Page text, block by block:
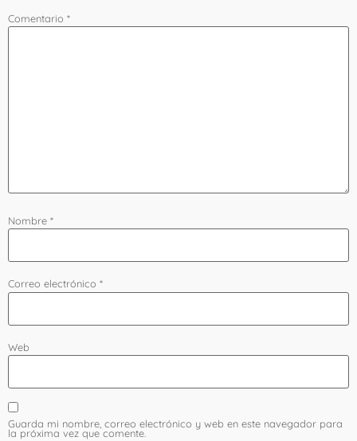
Comentario *
Nombre *
Correo electrónico *
Web
Guarda mi nombre, correo electrónico y web en este navegador para
la próxima vez que comente.